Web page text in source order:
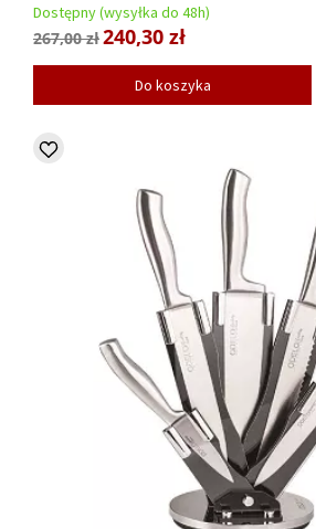
Dostępny (wysyłka do 48h)
267,00 zł240,30 zł
Do koszyka